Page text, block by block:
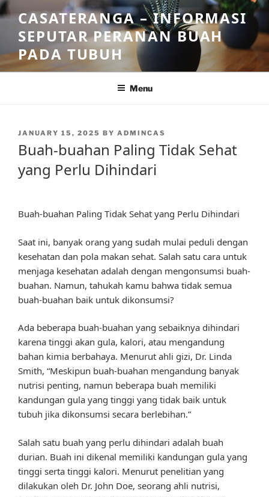
Skip
to
content
CASATERANGA – INFORMASI
SEPUTAR PERANAN BUAH
PADA TUBUH
Menu
POSTED
JANUARY 15, 2025 BY ADMINCAS
Buah-buahan Paling Tidak Sehat
yang Perlu Dihindari
Buah-buahan Paling Tidak Sehat yang Perlu Dihindari
Saat ini, banyak orang yang sudah mulai peduli dengan
kesehatan dan pola makan sehat. Salah satu cara untuk
menjaga kesehatan adalah dengan mengonsumsi buah-
buahan. Namun, tahukah kamu bahwa tidak semua
buah-buahan baik untuk dikonsumsi?
Ada beberapa buah-buahan yang sebaiknya dihindari
karena tinggi akan gula, kalori, atau mengandung
bahan kimia berbahaya. Menurut ahli gizi, Dr. Linda
Smith, “Meskipun buah-buahan mengandung banyak
nutrisi penting, namun beberapa buah memiliki
kandungan gula yang tinggi yang tidak baik untuk
tubuh jika dikonsumsi secara berlebihan.”
Salah satu buah yang perlu dihindari adalah buah
durian. Buah ini dikenal memiliki kandungan gula yang
tinggi serta tinggi kalori. Menurut penelitian yang
dilakukan oleh Dr. John Doe, seorang ahli nutrisi,